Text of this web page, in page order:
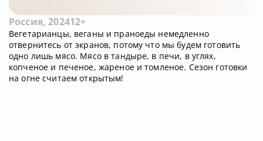
Россия, 202412+
Вегетарианцы, веганы и праноеды немедленно
отвернитесь от экранов, потому что мы будем готовить
одно лишь мясо. Мясо в тандыре, в печи, в углях,
копченое и печеное, жареное и томленое. Сезон готовки
на огне считаем открытым!